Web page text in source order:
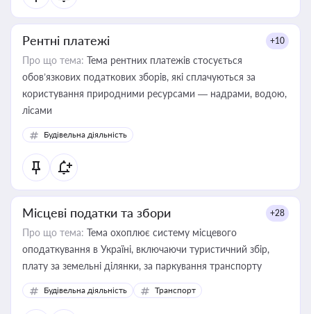
Рентні платежі +10
Про що тема: Тема рентних платежів стосується
обов’язкових податкових зборів, які сплачуються за
користування природними ресурсами — надрами, водою,
лісами
Будівельна діяльність
Місцеві податки та збори +28
Про що тема: Тема охоплює систему місцевого
оподаткування в Україні, включаючи туристичний збір,
плату за земельні ділянки, за паркування транспорту
Будівельна діяльність Транспорт